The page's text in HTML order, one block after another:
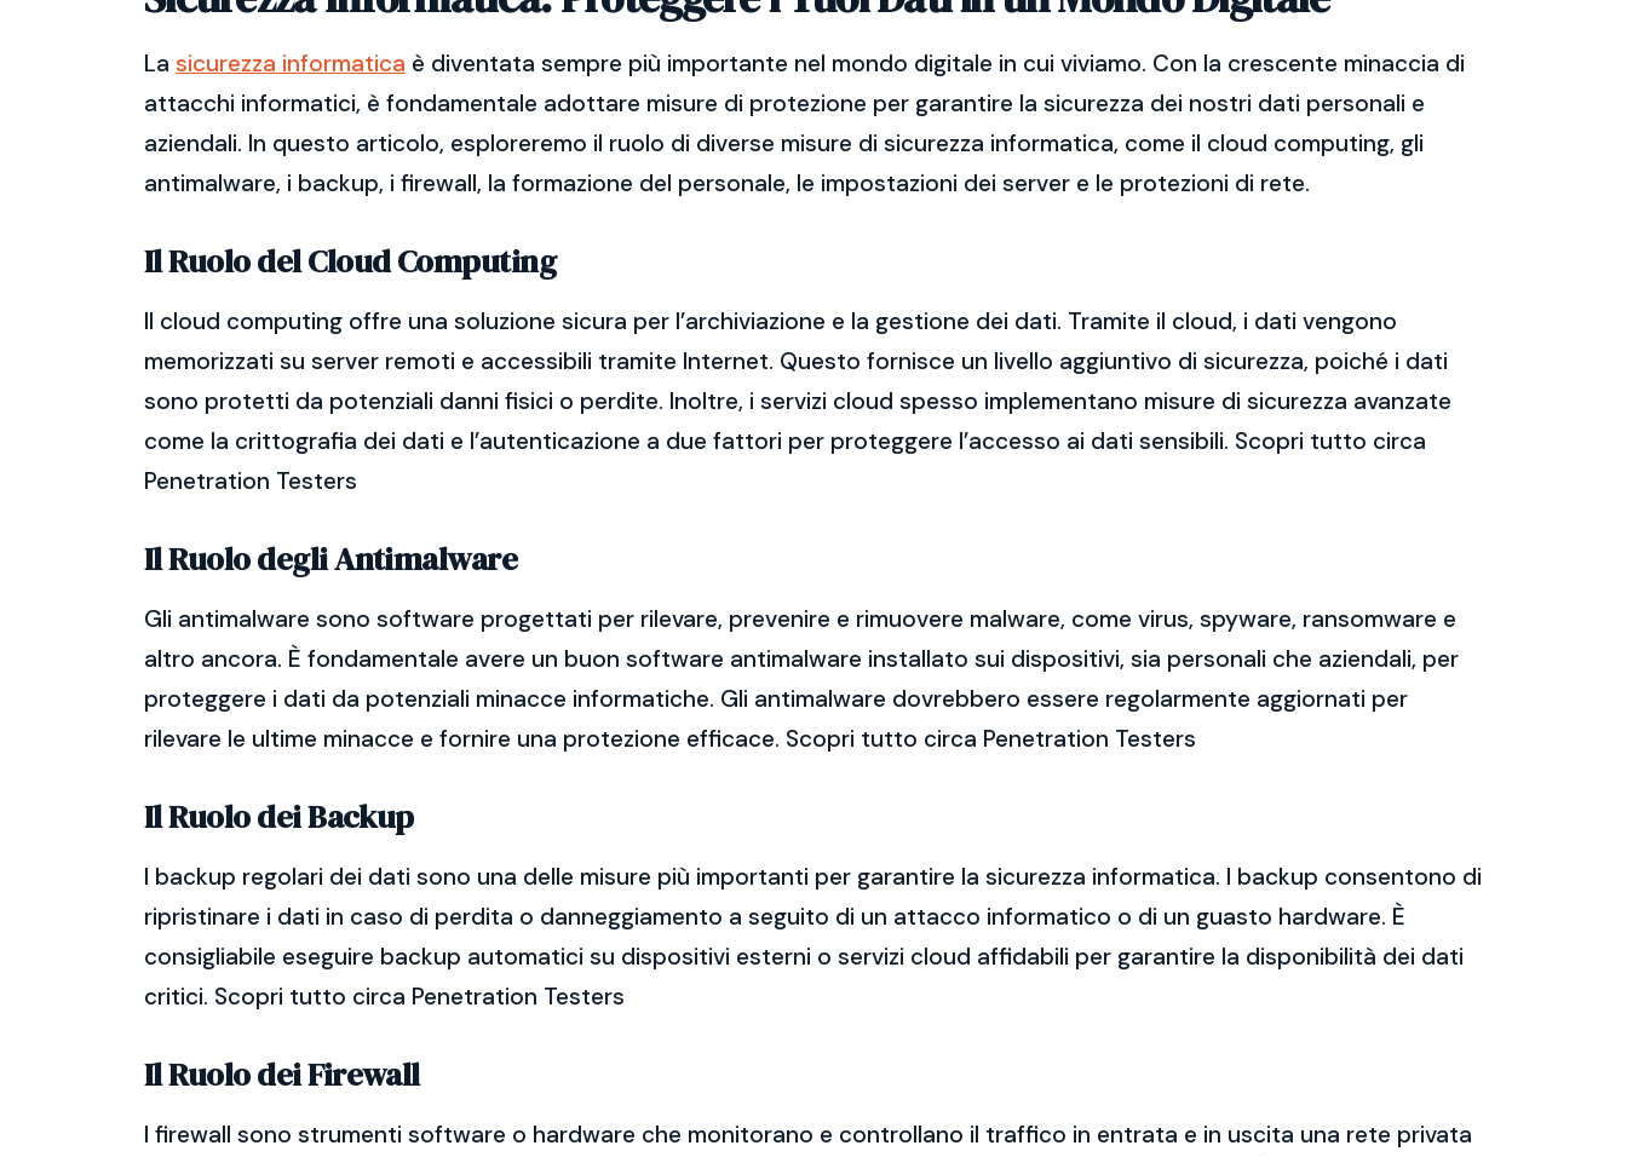
La sicurezza informatica è diventata sempre più importante nel mondo digitale in cui viviamo. Con la crescente minaccia di
attacchi informatici, è fondamentale adottare misure di protezione per garantire la sicurezza dei nostri dati personali e
aziendali. In questo articolo, esploreremo il ruolo di diverse misure di sicurezza informatica, come il cloud computing, gli
antimalware, i backup, i firewall, la formazione del personale, le impostazioni dei server e le protezioni di rete.
Il Ruolo del Cloud Computing
Il cloud computing offre una soluzione sicura per l’archiviazione e la gestione dei dati. Tramite il cloud, i dati vengono
memorizzati su server remoti e accessibili tramite Internet. Questo fornisce un livello aggiuntivo di sicurezza, poiché i dati
sono protetti da potenziali danni fisici o perdite. Inoltre, i servizi cloud spesso implementano misure di sicurezza avanzate
come la crittografia dei dati e l’autenticazione a due fattori per proteggere l’accesso ai dati sensibili. Scopri tutto circa
Penetration Testers
Il Ruolo degli Antimalware
Gli antimalware sono software progettati per rilevare, prevenire e rimuovere malware, come virus, spyware, ransomware e
altro ancora. È fondamentale avere un buon software antimalware installato sui dispositivi, sia personali che aziendali, per
proteggere i dati da potenziali minacce informatiche. Gli antimalware dovrebbero essere regolarmente aggiornati per
rilevare le ultime minacce e fornire una protezione efficace. Scopri tutto circa Penetration Testers
Il Ruolo dei Backup
I backup regolari dei dati sono una delle misure più importanti per garantire la sicurezza informatica. I backup consentono di
ripristinare i dati in caso di perdita o danneggiamento a seguito di un attacco informatico o di un guasto hardware. È
consigliabile eseguire backup automatici su dispositivi esterni o servizi cloud affidabili per garantire la disponibilità dei dati
critici. Scopri tutto circa Penetration Testers
Il Ruolo dei Firewall
I firewall sono strumenti software o hardware che monitorano e controllano il traffico in entrata e in uscita una rete privata